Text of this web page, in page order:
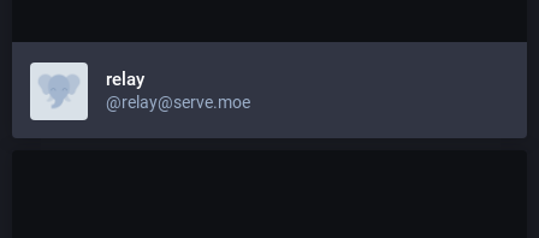
relay
@relay@serve.moe